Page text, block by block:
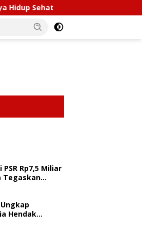
Polda Sultra Musnahkan
Rp7,5 Miliar
Tegaskan
Hendak